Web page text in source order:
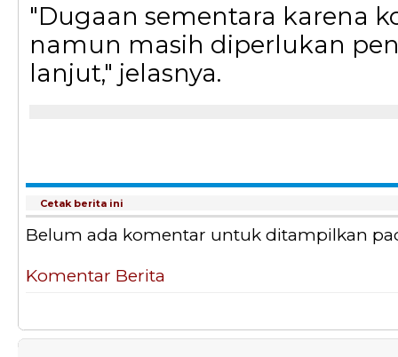
"Dugaan sementara karena
namun masih diperlukan
lanjut," jelasnya.
Cetak berita ini
Belum ada komentar untuk ditampilkan
Komentar Berita